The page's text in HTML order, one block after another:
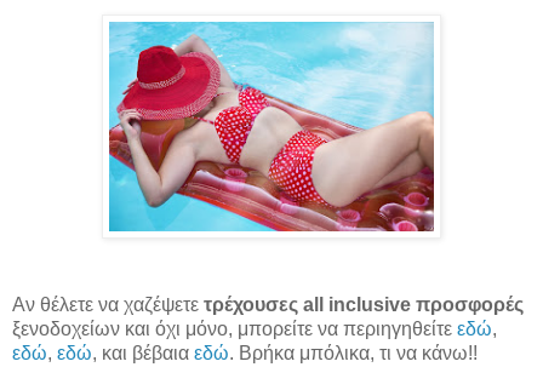
Αν θέλετε να χαζέψετε τρέχουσες all inclusive προσφορές
ξενοδοχείων και όχι μόνο, μπορείτε να περιηγηθείτε εδώ,
εδώ, εδώ, και βέβαια εδώ. Βρήκα μπόλικα, τι να κάνω!!